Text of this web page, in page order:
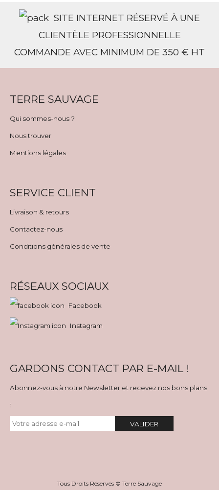
SITE INTERNET RÉSERVÉ À UNE
CLIENTÈLE PROFESSIONNELLE
COMMANDE AVEC MINIMUM DE 350 € HT
TERRE SAUVAGE
Qui sommes-nous ?
Nous trouver
Mentions légales
SERVICE CLIENT
Livraison & retours
Contactez-nous
Conditions générales de vente
RÉSEAUX SOCIAUX
Facebook
Instagram
GARDONS CONTACT PAR E-MAIL !
Abonnez-vous à notre Newsletter et recevez nos bons plans
:
VALIDER
Tous Droits Réservés © Terre Sauvage